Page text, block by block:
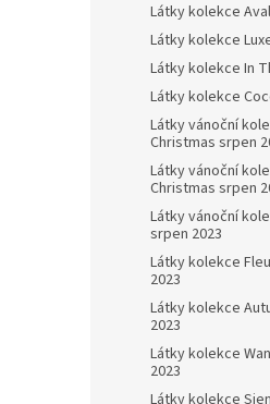
Látky kolekce
Látky kolekce
Látky kolekce In
Látky kolekce
Látky vánoční
Christmas srpen
Látky vánoční
Christmas srpen
Látky vánoční
srpen 2023
Látky kolekce
2023
Látky kolekce
2023
Látky kolekce
2023
Látky kolekce